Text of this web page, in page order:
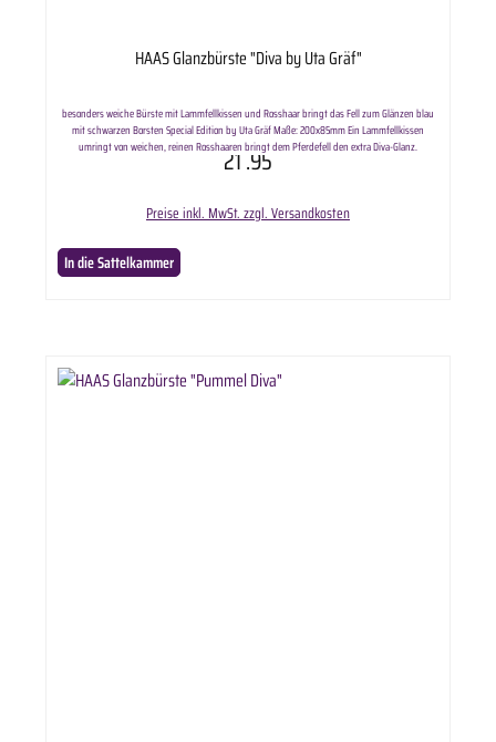
HAAS Glanzbürste "Diva by Uta Gräf"
besonders weiche Bürste mit Lammfellkissen und Rosshaar bringt das Fell zum Glänzen blau
mit schwarzen Borsten Special Edition by Uta Gräf Maße: 200x85mm Ein Lammfellkissen
umringt von weichen, reinen Rosshaaren bringt dem Pferdefell den extra Diva-Glanz.
Lieferumfang: HAAS Glanzbürste "Diva by Uta Gräf" in ausgewählter Variante.
21.95
Preise inkl. MwSt. zzgl. Versandkosten
In die Sattelkammer